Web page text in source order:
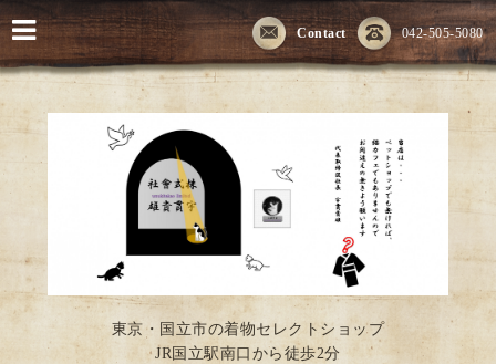
042-505-5080
Contact
東京・国立市の着物セレクトショップ
JR国立駅南口から徒歩2分